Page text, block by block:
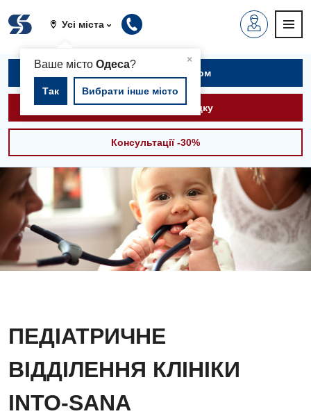
Усі міста
×
Ваше містоОдеса?
Так Вибрати інше місто
Записатися на прийом
Викликати швидку
Консультації -30%
ПЕДІАТРИЧНЕ
ВІДДІЛЕННЯ КЛІНІКИ
INTO-SANA